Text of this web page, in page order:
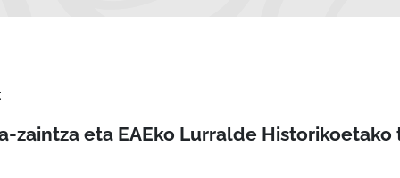
zaintza eta EAEko Lurralde